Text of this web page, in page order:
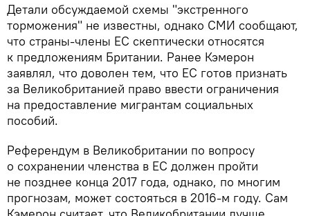
Детали обсуждаемой схемы "экстренного
торможения" не известны, однако СМИ сообщают,
что страны-члены ЕС скептически относятся
к предложениям Британии. Ранее Кэмерон
заявлял, что доволен тем, что ЕС готов признать
за Великобританией право ввести ограничения
на предоставление мигрантам социальных
пособий.
Референдум в Великобритании по вопросу
о сохранении членства в ЕС должен пройти
не позднее конца 2017 года, однако, по многим
прогнозам, может состояться в 2016-м году. Cам